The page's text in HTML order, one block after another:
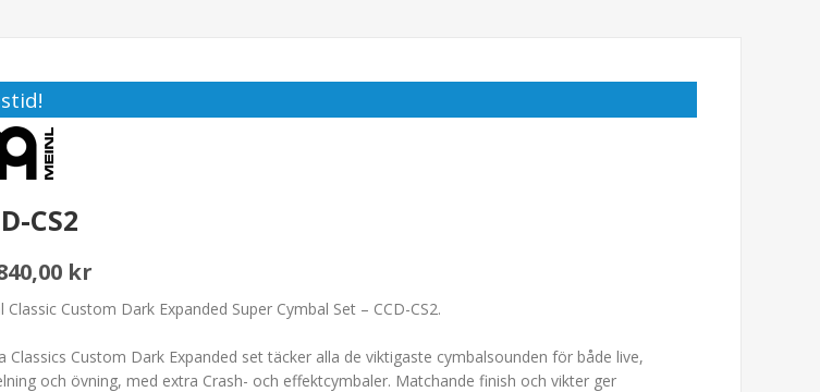
CS2
kr
Classic Custom Dark Expanded Super Cymbal Set – CCD-CS2.
Classics Custom Dark Expanded set täcker alla de viktigaste cymbalsounden för både live,
och övning, med extra Crash- och effektcymbaler. Matchande finish och vikter ger